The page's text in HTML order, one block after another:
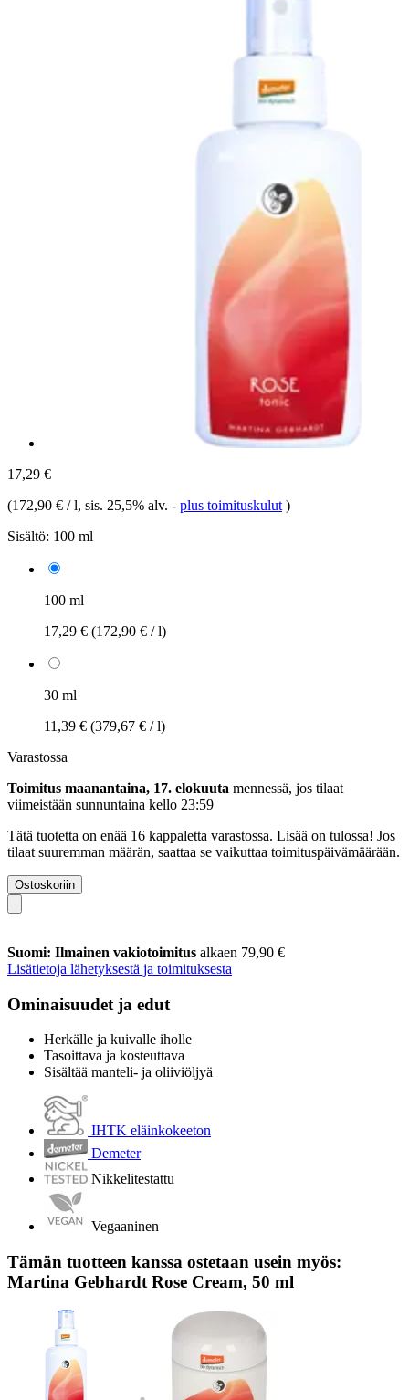
17,29 €
(172,90 € / l, sis. 25,5% alv. - plus toimituskulut )
Sisältö: 100 ml
100 ml
17,29 € (172,90 € / l)
30 ml
11,39 € (379,67 € / l)
Varastossa
Toimitus maanantaina, 17. elokuuta mennessä, jos tilaat
viimeistään sunnuntaina kello 23:59
Tätä tuotetta on enää 16 kappaletta varastossa. Lisää on tulossa! Jos
tilaat suuremman määrän, saattaa se vaikuttaa toimituspäivämäärään.
Ostoskoriin
Suomi: Ilmainen vakiotoimitus alkaen 79,90 €
Lisätietoja lähetyksestä ja toimituksesta
Ominaisuudet ja edut
Herkälle ja kuivalle iholle
Tasoittava ja kosteuttava
Sisältää manteli- ja oliiviöljyä
IHTK eläinkokeeton
Demeter
Nikkelitestattu
Vegaaninen
Tämän tuotteen kanssa ostetaan usein myös:
Martina Gebhardt Rose Cream, 50 ml